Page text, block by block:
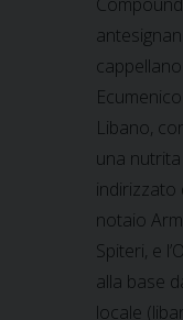
Libano,
una
indirizzato
notaio
Spiteri, e
alla base
locale